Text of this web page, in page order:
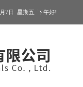
7日 星期五 下午好!